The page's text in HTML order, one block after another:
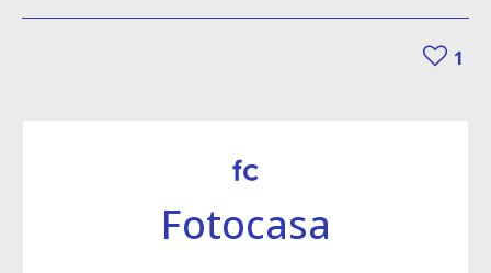
1
Fotocasa